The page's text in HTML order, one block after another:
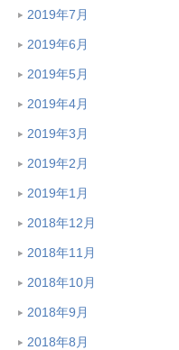
2019年7月
2019年6月
2019年5月
2019年4月
2019年3月
2019年2月
2019年1月
2018年12月
2018年11月
2018年10月
2018年9月
2018年8月